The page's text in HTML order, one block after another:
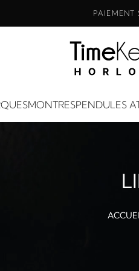
PAIEMENT
MONTRESPENDULES